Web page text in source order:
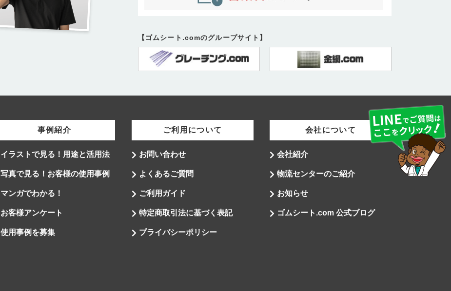
【ゴムシート.comのグループサイト】
事例紹介
イラストで見る！用途と活用法
写真で見る！お客様の使用事例
マンガでわかる！
お客様アンケート
使用事例を募集
ご利用について
お問い合わせ
よくあるご質問
ご利用ガイド
特定商取引法に基づく表記
プライバシーポリシー
会社について
会社紹介
物流センターのご紹介
お知らせ
ゴムシート.com 公式ブログ